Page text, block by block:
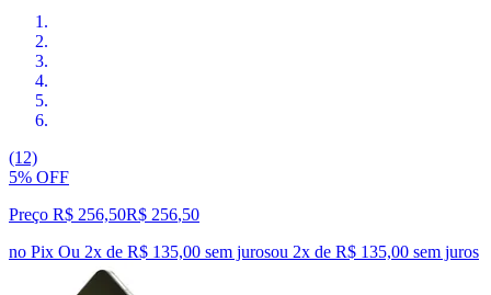
(12)
5% OFF
Preço R$ 256,50R$ 256,50
no Pix Ou 2x de R$ 135,00 sem jurosou 2x de R$ 135,00 sem juros